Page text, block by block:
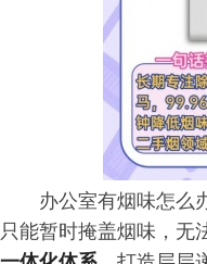
办公室有烟味怎么
只能暂时掩盖烟味，无